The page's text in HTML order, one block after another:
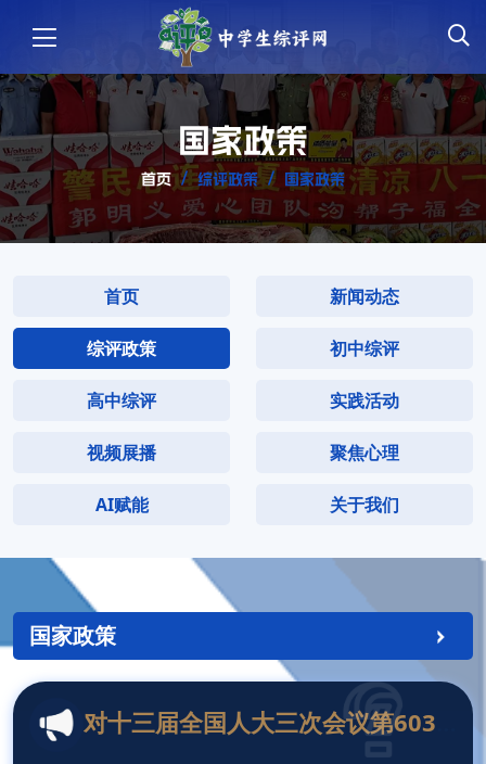
国家政策
首页 综评政策 国家政策
首页 新闻动态
综评政策 初中综评
高中综评 实践活动
视频展播 聚焦心理
AI赋能 关于我们
国家政策
对十三届全国人大三次会议第6038